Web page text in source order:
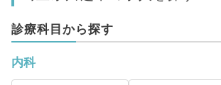
診療科目から探す
内科